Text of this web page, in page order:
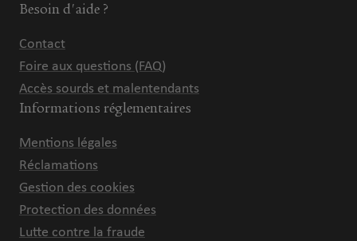
Besoin d'aide ?
Contact
Foire aux questions (FAQ)
Accès sourds et malentendants
Informations réglementaires
Mentions légales
Réclamations
Gestion des cookies
Protection des données
Lutte contre la fraude